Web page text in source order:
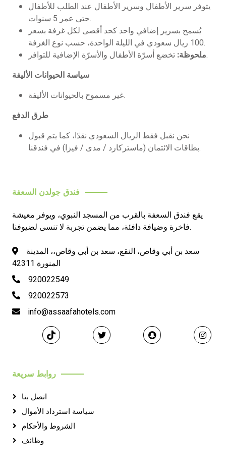
يتوفر سرير الأطفال وسرير الأطفال عند الطلب للأطفال
حتى عمر 5 سنوات.
يُسمح بسرير إضافي واحد كحد أقصى لكل غرفة بسعر
100 ريال سعودي في الليلة الواحدة، حسب نوع الغرفة.
ملحوظة:تخضع أسرّة الأطفال والأسرّة الإضافية للتوافر.
سياسة الحيوانات الأليفة
غير مسموح بالحيوانات الأليفة.
طرق الدفع
نحن نقبل فقط الريال السعودي نقدًا، كما يتم قبول
بطاقات الائتمان (ماستركارد / مدى / فيزا) في فندقنا.
فندق جولدن السعفة
يقع فندق السعفة بالقرب من المسجد النبوي، ويوفر معيشة
فاخرة وضيافة دافئة، مما يضمن تجربة لا تنسى لضيوفنا.
سعد بن أبي وقاص، النقع، سعد بن أبي وقاص،، المدينة
المنورة 42311
920022549
920022573
info@assaafahotels.com
روابط سريعة
اتصل بنا
سياسة استرداد الأموال
الشروط والأحكام
وظائف